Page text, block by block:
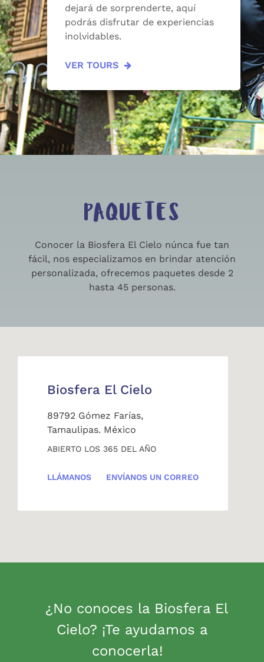
dejará de sorprenderte, aquí
podrás disfrutar de experiencias
inolvidables.
VER TOURS
PAQUETES
Conocer la Biosfera El Cielo núnca fue tan
fácil, nos especializamos en brindar atención
personalizada, ofrecemos paquetes desde 2
hasta 45 personas.
Biosfera El Cielo
89792 Gómez Farías,
Tamaulipas. México
ABIERTO LOS 365 DEL AÑO
LLÁMANOS ENVÍANOS UN CORREO
¿No conoces la Biosfera El
Cielo? ¡Te ayudamos a
conocerla!